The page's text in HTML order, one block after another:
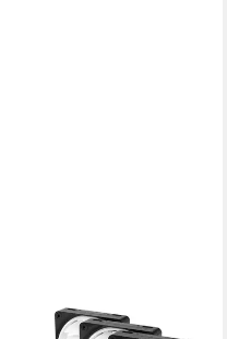
Gehäuselüfter QX RGB